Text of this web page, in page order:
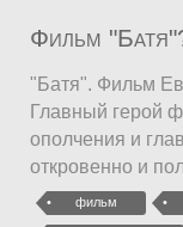
Фильм
"Батя". Фильм
Главный герой
ополчения и
откровенно и
фильм